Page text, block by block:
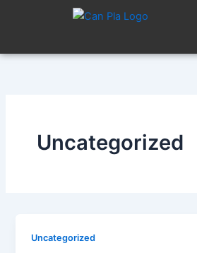
Uncategorized
Uncategorized